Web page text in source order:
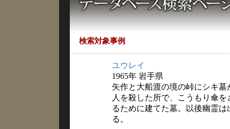
検索対象事例
ユウレイ
1965年 岩手県
矢作と大船渡の境の峠にシキ
人を殺した所で、こうもり傘
るために建てた墓。以後幽霊
る。